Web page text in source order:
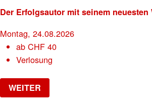
Der Erfolgsautor mit seinem neuesten
Montag, 24.08.2026
abCHF 40
Verlosung
WEITER